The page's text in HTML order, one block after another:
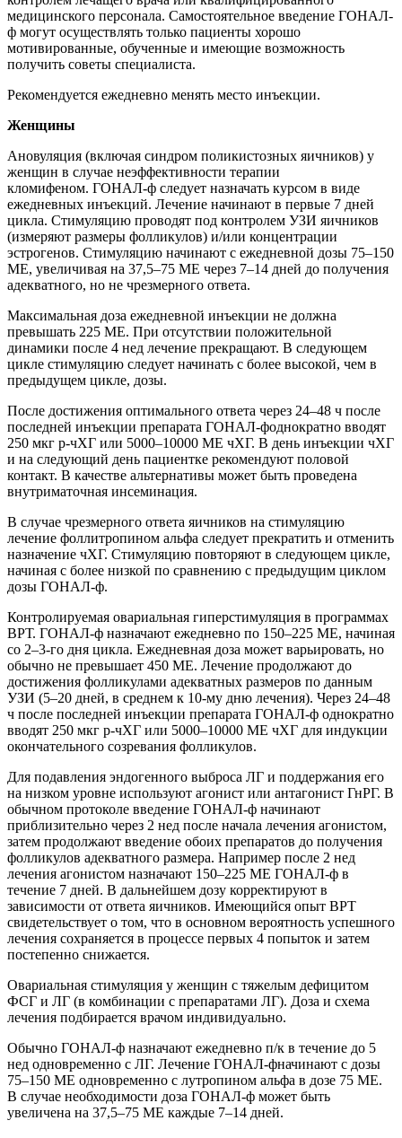
медицинского персонала. Самостоятельное введение ГОНАЛ-
ф могут осуществлять только пациенты хорошо
мотивированные, обученные и имеющие возможность
получить советы специалиста.
Рекомендуется ежедневно менять место инъекции.
Женщины
Ановуляция (включая синдром поликистозных яичников) у
женщин в случае неэффективности терапии
кломифеном. ГОНАЛ-ф следует назначать курсом в виде
ежедневных инъекций. Лечение начинают в первые 7 дней
цикла. Стимуляцию проводят под контролем УЗИ яичников
(измеряют размеры фолликулов) и/или концентрации
эстрогенов. Стимуляцию начинают с ежедневной дозы 75–150
МЕ, увеличивая на 37,5–75 МЕ через 7–14 дней до получения
адекватного, но не чрезмерного ответа.
Максимальная доза ежедневной инъекции не должна
превышать 225 МЕ. При отсутствии положительной
динамики после 4 нед лечение прекращают. В следующем
цикле стимуляцию следует начинать с более высокой, чем в
предыдущем цикле, дозы.
После достижения оптимального ответа через 24–48 ч после
последней инъекции препарата ГОНАЛ-фоднократно вводят
250 мкг р-чХГ или 5000–10000 МЕ чХГ. В день инъекции чХГ
и на следующий день пациентке рекомендуют половой
контакт. В качестве альтернативы может быть проведена
внутриматочная инсеминация.
В случае чрезмерного ответа яичников на стимуляцию
лечение фоллитропином альфа следует прекратить и отменить
назначение чХГ. Стимуляцию повторяют в следующем цикле,
начиная с более низкой по сравнению с предыдущим циклом
дозы ГОНАЛ-ф.
Контролируемая овариальная гиперстимуляция в программах
ВРТ. ГОНАЛ-ф назначают ежедневно по 150–225 МЕ, начиная
со 2–3-го дня цикла. Ежедневная доза может варьировать, но
обычно не превышает 450 МЕ. Лечение продолжают до
достижения фолликулами адекватных размеров по данным
УЗИ (5–20 дней, в среднем к 10-му дню лечения). Через 24–48
ч после последней инъекции препарата ГОНАЛ-ф однократно
вводят 250 мкг р-чХГ или 5000–10000 МЕ чХГ для индукции
окончательного созревания фолликулов.
Для подавления эндогенного выброса ЛГ и поддержания его
на низком уровне используют агонист или антагонист ГнРГ. В
обычном протоколе введение ГОНАЛ-ф начинают
приблизительно через 2 нед после начала лечения агонистом,
затем продолжают введение обоих препаратов до получения
фолликулов адекватного размера. Например после 2 нед
лечения агонистом назначают 150–225 МЕ ГОНАЛ-ф в
течение 7 дней. В дальнейшем дозу корректируют в
зависимости от ответа яичников. Имеющийся опыт ВРТ
свидетельствует о том, что в основном вероятность успешного
лечения сохраняется в процессе первых 4 попыток и затем
постепенно снижается.
Овариальная стимуляция у женщин с тяжелым дефицитом
ФСГ и ЛГ (в комбинации с препаратами ЛГ). Доза и схема
лечения подбирается врачом индивидуально.
Обычно ГОНАЛ-ф назначают ежедневно п/к в течение до 5
нед одновременно с ЛГ. Лечение ГОНАЛ-фначинают с дозы
75–150 МЕ одновременно с лутропином альфа в дозе 75 МЕ.
В случае необходимости доза ГОНАЛ-ф может быть
увеличена на 37,5–75 МЕ каждые 7–14 дней.